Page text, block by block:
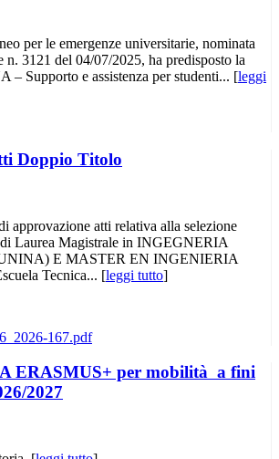
per le emergenze universitarie, nominata
n. 3121 del 04/07/2025, ha predisposto la
– Supporto e assistenza per studenti... [leggi
Doppio Titolo
approvazione atti relativa alla selezione
Laurea Magistrale in INGEGNERIA
E MASTER EN INGENIERIA
Tecnica... [leggi tutto]
ERASMUS+ per mobilità a fini
2027